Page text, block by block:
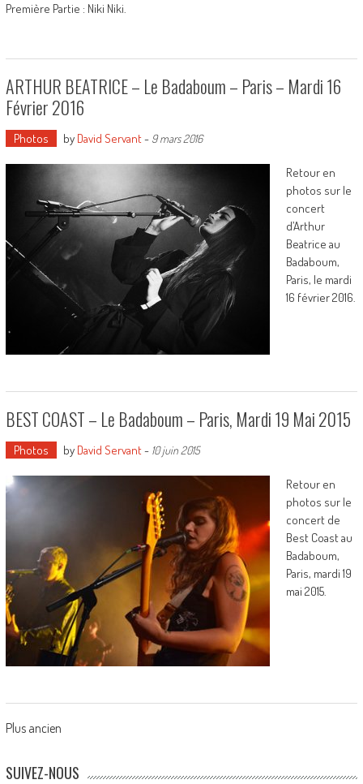
Première Partie : Niki Niki.
ARTHUR BEATRICE – Le Badaboum – Paris – Mardi 16
Février 2016
Photos by David Servant- 9 mars 2016
Retour en
photos sur le
concert
d’Arthur
Beatrice au
Badaboum,
Paris, le mardi
16 février 2016.
BEST COAST – Le Badaboum – Paris, Mardi 19 Mai 2015
Photos by David Servant- 10 juin 2015
Retour en
photos sur le
concert de
Best Coast au
Badaboum,
Paris, mardi 19
mai 2015.
Posts
navigation
Plus ancien
SUIVEZ-NOUS